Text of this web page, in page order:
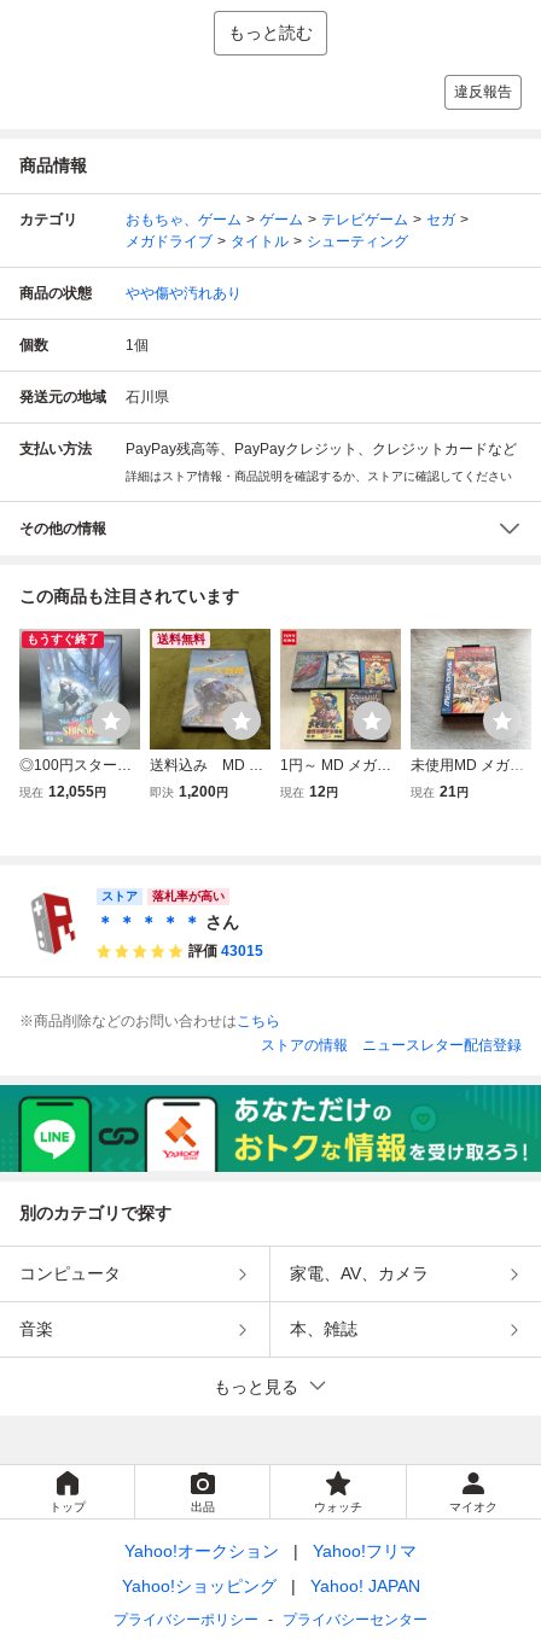
もっと読む
違反報告
商品情報
カテゴリ おもちゃ、ゲーム ゲーム テレビゲーム
セガ
メガドライブ
タイトル シューティング
商品の状態 やや傷や汚れあり
個数 1個
発送元の地域 石川県
支払い方法 PayPay残高等、PayPayクレジット、クレジットカードなど
詳細はストア情報・商品説明を確認するか、ストアに確認してください
その他の情報
この商品も注目されています
もうすぐ終了
◎100円スター
ト！【MD】 メガ
付 SEGA
現在 12,055円
送料無料
送料込み MD メ
ガドライブ スー
即決 1,200円
1円～ MD メガド
ライブ コラムス
現在 12円
未使用MD メガド
ライブ ソフト コ
現在 21円
ストア 落札率が高い
＊ ＊ ＊ ＊ ＊ さん
評価 43015
※商品削除などのお問い合わせはこちら
ストアの情報
ニュースレター配信登録
別のカテゴリで探す
コンピュータ 家電、AV、カメラ
音楽 本、雑誌
もっと見る
トップ 出品 ウォッチ マイオク
Yahoo!オークション
Yahoo!フリマ
Yahoo!ショッピング
Yahoo! JAPAN
プライバシーポリシー
プライバシーセンター